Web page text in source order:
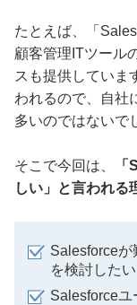
たとえば、「
顧客管理ITツール
スも提供していま
われるので、自社
多いのではないで
そこで今回は、
しい」と言われる
Salesforceが
を検討したい
Salesforceユ